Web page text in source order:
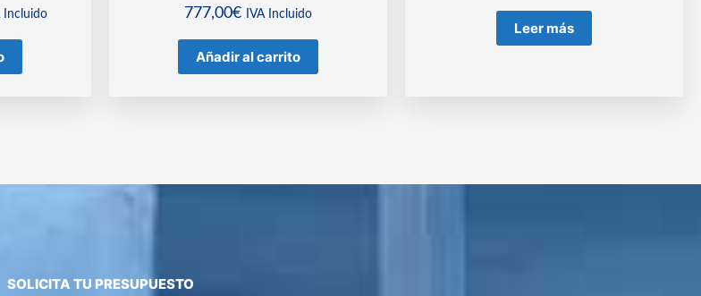
Incluido 777,00€ IVA Incluido
Añadir al carrito
Leer más
SOLICITA TU PRESUPUESTO